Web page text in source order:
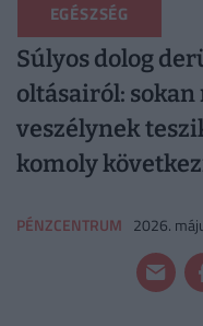
EGÉSZSÉG
Súlyos dolog
oltásairól:
veszélynek
komoly
PÉNZCENTRUM 2026.